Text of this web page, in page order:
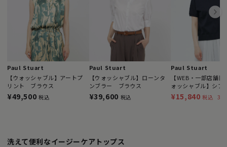
Paul Stuart
【ウォッシャブル】アートプ
リント ブラウス
¥49,500 税込
Paul Stuart
【ウォッシャブル】ローンタ
ンブラー ブラウス
¥39,600 税込
Paul Stuart
【WEB・一部店舗
ォッシャブル】シア
ト プルオーバー
¥15,840 税込
洗えて便利なイージーケアトップス